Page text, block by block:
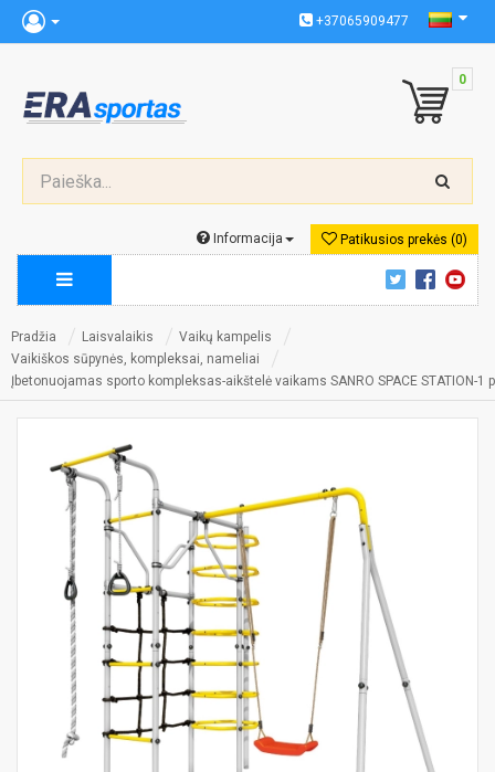
+37065909477
0
Patikusios prekės (0)
Informacija
Pradžia Laisvalaikis
Vaikų kampelis
Vaikiškos sūpynės, kompleksai, nameliai
Įbetonuojamas sporto kompleksas-aikštelė vaikams SANRO SPACE STATION-1